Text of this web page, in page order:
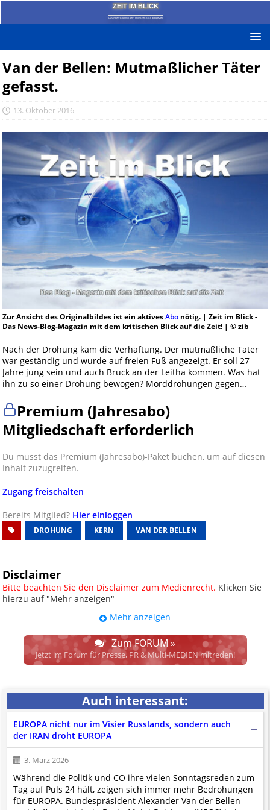
ZEIT IM BLICK
Das News-Blog mit dem kritischen Blick auf die Zeit!
Van der Bellen: Mutmaßlicher Täter
gefasst.
13. Oktober 2016
Zur Ansicht des Originalbildes ist ein aktivesAbonötig. | Zeit im Blick -
Das News-Blog-Magazin mit dem kritischen Blick auf die Zeit! | © zib
Nach der Drohung kam die Verhaftung. Der mutmaßliche Täter
war geständig und wurde auf freien Fuß angezeigt. Er soll 27
Jahre jung sein und auch Bruck an der Leitha kommen. Was hat
ihn zu so einer Drohung bewogen? Morddrohungen gegen…
Premium (Jahresabo)
Mitgliedschaft erforderlich
Du musst das Premium (Jahresabo)-Paket buchen, um auf diesen
Inhalt zuzugreifen.
Zugang freischalten
Bereits Mitglied? Hier einloggen
DROHUNG KERN VAN DER BELLEN
Disclaimer
Bitte beachten Sie den Disclaimer zum Medienrecht. Klicken Sie
hierzu auf "Mehr anzeigen"
UPDATE: § 17 ECG seit 16.02.2024
weggefallen.
Wir lassen den Disclaimertext dennoch so stehen, bis sich die
Justiz im klaren ist, wodurch dieser und etliche weitere, damit
Spielraum für das sog. "Richterrecht", welches alleine aufgrund
schwammiger Gesetze gewisse Parteien bevorzugen kann.
Wir verweisen hiermit auf den
Ausschluss der Verantwortlichkeit bei
genannte Überprüfung etwaiger Rechtswidrigkeit im verlinkten Inhalt
nicht immer gewährleisten können.
Die Betreiber und die Autoren dieser Website sind weder Juristen, noch
beschäftigen sie solche, dürfen und können daherkeine
Rechtsgutachten über externen Contenterstellen.
Mehr anzeigen
Zum FORUM »
Jetzt im Forum für Presse, PR & Multi-MEDIEN mitreden!
Auch interessant:
EUROPA nicht nur im Visier Russlands, sondern auch
der IRAN droht EUROPA
3. März 2026
Während die Politik und CO ihre vielen Sonntagsreden zum
Tag auf Puls 24 hält, zeigen sich immer mehr Bedrohungen
für EUROPA. Bundespräsident Alexander Van der Bellen